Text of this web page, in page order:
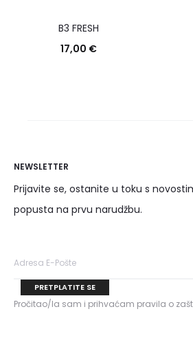
B3 FRESH
17,00 €
NEWSLETTER
Prijavite se, ostanite u toku s
popusta na prvu narudžbu.
Pročitao/la sam i prihvaćam pravila o